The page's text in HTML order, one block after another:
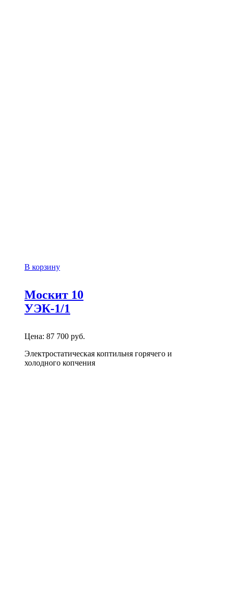
В корзину
Москит 10
УЭК-1/1
Цена: 87 700 руб.
Электростатическая коптильня горячего и
холодного копчения